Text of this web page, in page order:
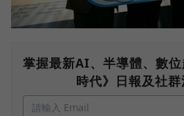
掌握最新AI、半導體、數
時代》日報及社